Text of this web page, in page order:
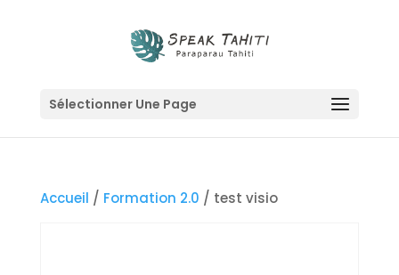
Sélectionner Une Page
Accueil / Formation 2.0 / test visio